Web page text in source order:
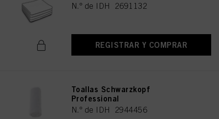
N.º de IDH 2691132
REGISTRAR Y COMPRAR
Toallas Schwarzkopf
Professional
N.º de IDH 2944456